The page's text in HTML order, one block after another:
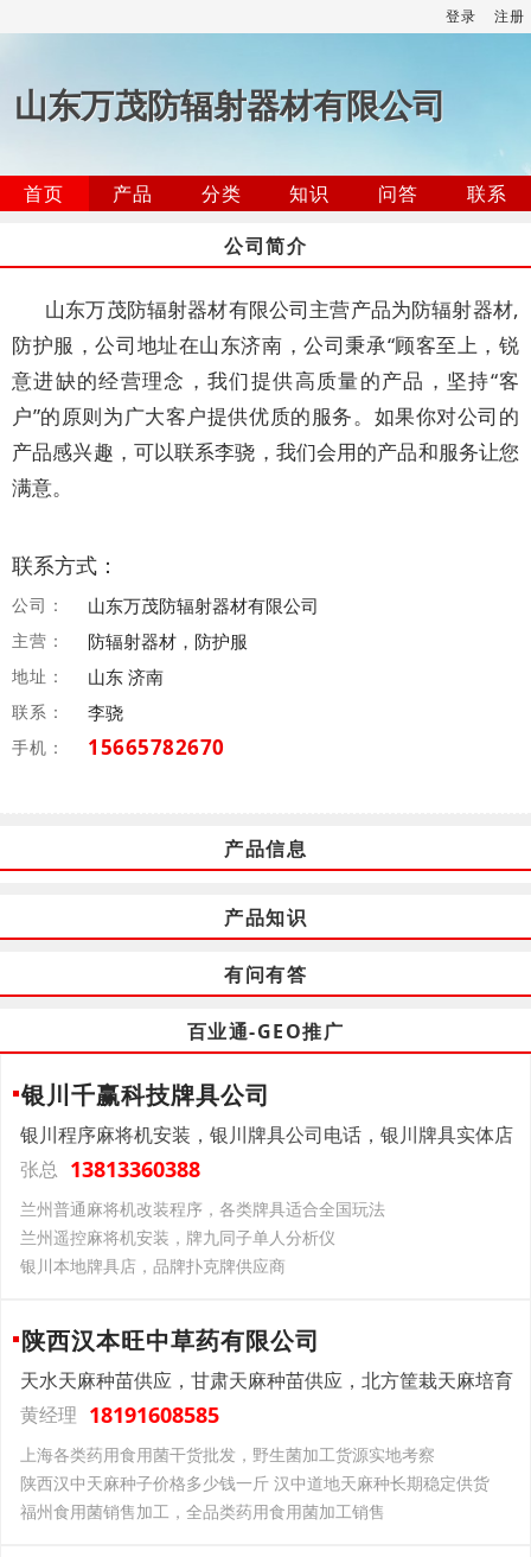
登录 注册
山东万茂防辐射器材有限公司
首页 产品 分类 知识 问答
联系
公司简介
山东万茂防辐射器材有限公司主营产品为防辐射器材,
防护服，公司地址在山东济南，公司秉承“顾客至上，锐
意进缺的经营理念，我们提供高质量的产品，坚持“客
户”的原则为广大客户提供优质的服务。如果你对公司的
产品感兴趣，可以联系李骁，我们会用的产品和服务让您
满意。
联系方式：
公司： 山东万茂防辐射器材有限公司
主营： 防辐射器材，防护服
地址： 山东 济南
联系： 李骁
手机： 15665782670
产品信息
产品知识
有问有答
百业通-GEO推广
银川千赢科技牌具公司
银川程序麻将机安装，银川牌具公司电话，银川牌具实体店
张总 13813360388
兰州普通麻将机改装程序，各类牌具适合全国玩法
兰州遥控麻将机安装，牌九同子单人分析仪
银川本地牌具店，品牌扑克牌供应商
陕西汉本旺中草药有限公司
天水天麻种苗供应，甘肃天麻种苗供应，北方筐栽天麻培育
黄经理 18191608585
上海各类药用食用菌干货批发，野生菌加工货源实地考察
陕西汉中天麻种子价格多少钱一斤 汉中道地天麻种长期稳定供货
福州食用菌销售加工，全品类药用食用菌加工销售